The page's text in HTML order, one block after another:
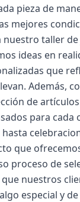
pieza de
mejores
nuestro taller de
ideas en
que
Además,
de
para cada
que
proceso de
nuestros
especial y